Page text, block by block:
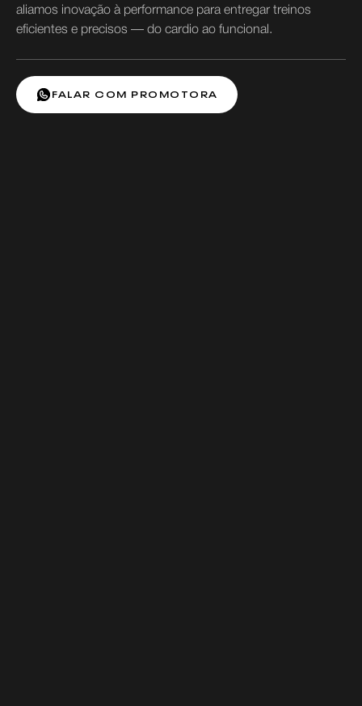
aliamos inovação à performance para entregar treinos
eficientes e precisos — do cardio ao funcional.
FALAR COM PROMOTORA